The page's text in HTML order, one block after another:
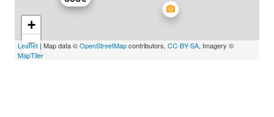
+
−
Leaflet | Map data ©OpenStreetMapcontributors, CC-BY-SA, Imagery ©
MapTiler